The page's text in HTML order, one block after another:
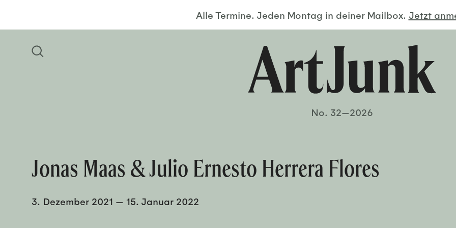
Alle Termine. Jeden Montag in deiner Mailbox. Jetzt
No. 32—2026
Jonas Maas & Julio Ernesto Herrera Flores
3. Dezember 2021 — 15. Januar 2022